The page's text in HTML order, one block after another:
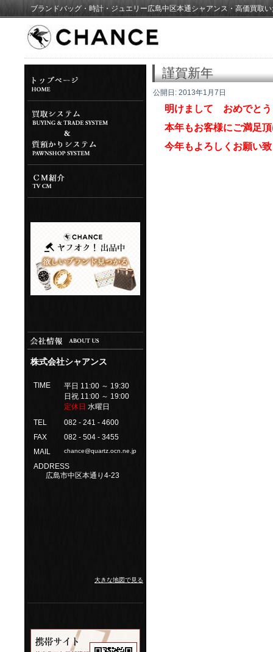
ブランドバッグ・時計・ジュエリー広島中区本通シャアンス・高価買取
株式会社シャアンス
TIME
平日 11:00 ～ 19:30
日祝 11:00 ～ 19:00
定休日 水曜日
TEL
082 - 241 - 4600
FAX
082 - 504 - 3455
MAIL
chance@quartz.ocn.ne.jp
ADDRESS
広島市中区本通り4-23
大きな地図で見る
謹賀新年
公開日: 2013年1月7日
明けまして おめでとう
本年もお客様にご満足
今年もよろしくお願い